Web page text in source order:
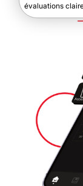
évaluations